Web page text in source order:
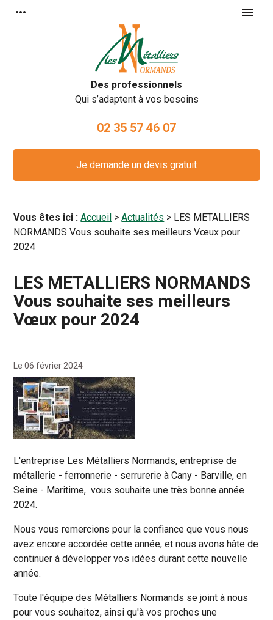
more_horiz menu
Des professionnels
Qui s’adaptent à vos besoins
02 35 57 46 07
Je demande un devis gratuit
Vous êtes ici : Accueil >Actualités > LES METALLIERS
NORMANDS Vous souhaite ses meilleurs Vœux pour
2024
LES METALLIERS NORMANDS
Vous souhaite ses meilleurs
Vœux pour 2024
Le 06 février 2024
L'entreprise Les Métalliers Normands, entreprise de
métallerie - ferronnerie - serrurerie à Cany - Barville, en
Seine - Maritime, vous souhaite une très bonne année
2024.
Nous vous remercions pour la confiance que vous nous
avez encore accordée cette année, et nous avons hâte de
continuer à développer vos idées durant cette nouvelle
année.
Toute l'équipe des Métalliers Normands se joint à nous
pour vous souhaitez, ainsi qu'à vos proches une